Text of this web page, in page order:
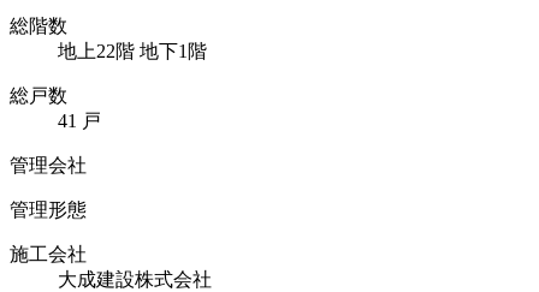
総階数
地上22階 地下1階
総戸数
41 戸
管理会社
管理形態
施工会社
大成建設株式会社